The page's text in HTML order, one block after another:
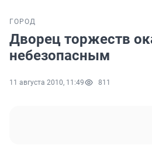
ГОРОД
Дворец торжеств
небезопасным
11 августа 2010, 11:49 811